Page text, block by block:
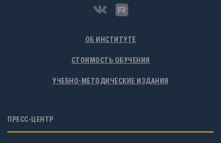
ОБ ИНСТИТУТЕ
СТОИМОСТЬ ОБУЧЕНИЯ
УЧЕБНО-МЕТОДИЧЕСКИЕ ИЗДАНИЯ
ПРЕСС-ЦЕНТР